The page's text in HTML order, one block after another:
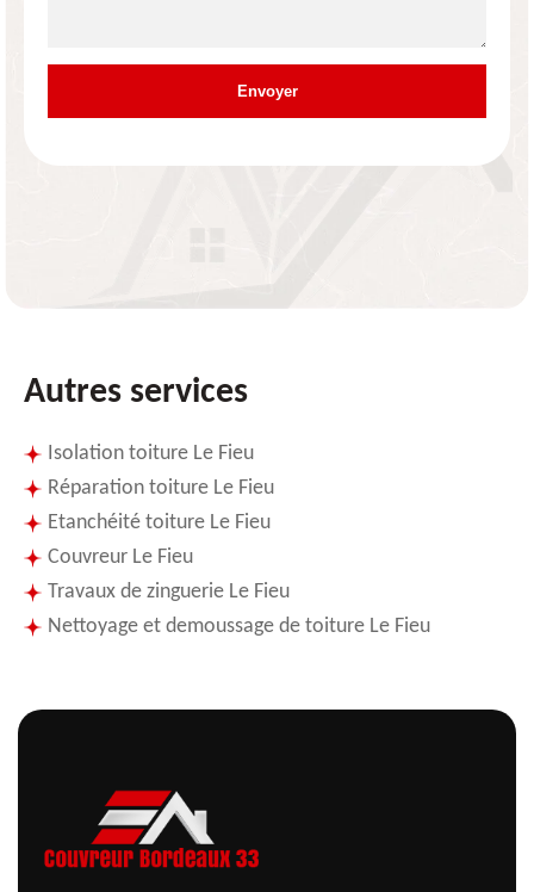
Autres services
Isolation toiture Le Fieu
Réparation toiture Le Fieu
Etanchéité toiture Le Fieu
Couvreur Le Fieu
Travaux de zinguerie Le Fieu
Nettoyage et demoussage de toiture Le Fieu